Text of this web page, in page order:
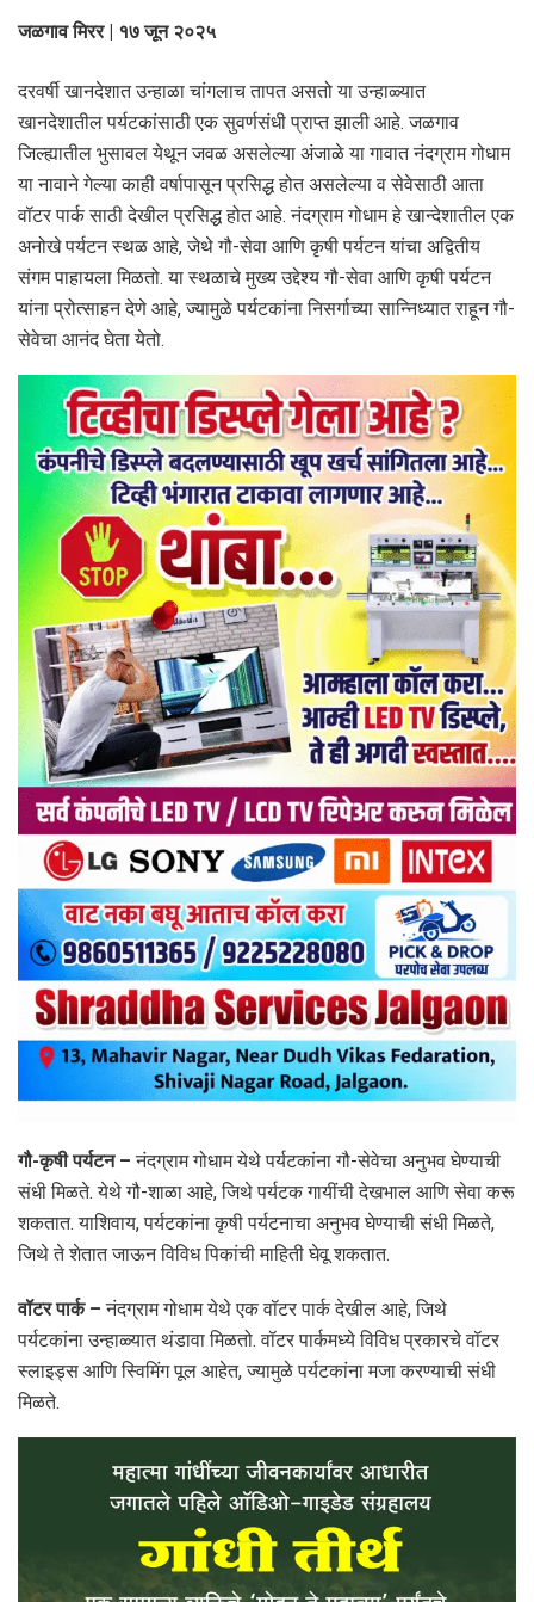
जळगाव मिरर | १७ जून २०२५
दरवर्षी खानदेशात उन्हाळा चांगलाच तापत असतो या उन्हाळ्यात
खानदेशातील पर्यटकांसाठी एक सुवर्णसंधी प्राप्त झाली आहे. जळगाव
जिल्ह्यातील भुसावल येथून जवळ असलेल्या अंजाळे या गावात नंदग्राम गोधाम
या नावाने गेल्या काही वर्षापासून प्रसिद्ध होत असलेल्या व सेवेसाठी आता
वॉटर पार्क साठी देखील प्रसिद्ध होत आहे. नंदग्राम गोधाम हे खान्देशातील एक
अनोखे पर्यटन स्थळ आहे, जेथे गौ-सेवा आणि कृषी पर्यटन यांचा अद्वितीय
संगम पाहायला मिळतो. या स्थळाचे मुख्य उद्देश्य गौ-सेवा आणि कृषी पर्यटन
यांना प्रोत्साहन देणे आहे, ज्यामुळे पर्यटकांना निसर्गाच्या सान्निध्यात राहून गौ-
सेवेचा आनंद घेता येतो.
गौ-कृषी पर्यटन – नंदग्राम गोधाम येथे पर्यटकांना गौ-सेवेचा अनुभव घेण्याची
संधी मिळते. येथे गौ-शाळा आहे, जिथे पर्यटक गायींची देखभाल आणि सेवा करू
शकतात. याशिवाय, पर्यटकांना कृषी पर्यटनाचा अनुभव घेण्याची संधी मिळते,
जिथे ते शेतात जाऊन विविध पिकांची माहिती घेवू शकतात.
वॉटर पार्क – नंदग्राम गोधाम येथे एक वॉटर पार्क देखील आहे, जिथे
पर्यटकांना उन्हाळ्यात थंडावा मिळतो. वॉटर पार्कमध्ये विविध प्रकारचे वॉटर
स्लाइड्स आणि स्विमिंग पूल आहेत, ज्यामुळे पर्यटकांना मजा करण्याची संधी
मिळते.